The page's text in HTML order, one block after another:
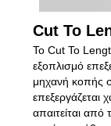
Cut To
Το Cut To
εξοπλισμό
μηχανή κοπής
επεξεργάζεται
απαιτείται